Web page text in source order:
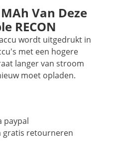
Van Deze
RECON
wordt uitgedrukt in
met een hogere
langer van stroom
moet opladen.
paypal
gratis retourneren